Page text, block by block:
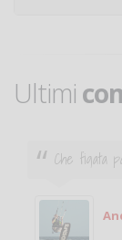
Ultimi
Ciao. Sono
giocare.
Michele